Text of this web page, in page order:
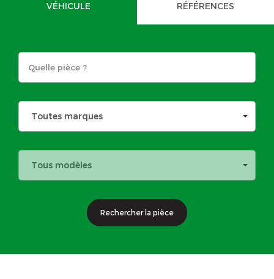
VÉHICULE RÉFÉRENCES
Toutes marques
Tous modèles
Rechercher la pièce